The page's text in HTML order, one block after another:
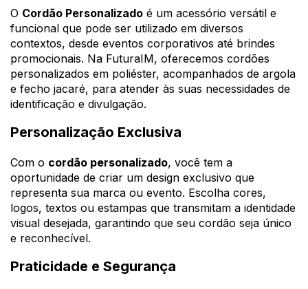
O Cordão Personalizado é um acessório versátil e
funcional que pode ser utilizado em diversos
contextos, desde eventos corporativos até brindes
promocionais. Na FuturaIM, oferecemos cordões
personalizados em poliéster, acompanhados de argola
e fecho jacaré, para atender às suas necessidades de
identificação e divulgação.
Personalização Exclusiva
Com o cordão personalizado, você tem a
oportunidade de criar um design exclusivo que
representa sua marca ou evento. Escolha cores,
logos, textos ou estampas que transmitam a identidade
visual desejada, garantindo que seu cordão seja único
e reconhecível.
Praticidade e Segurança